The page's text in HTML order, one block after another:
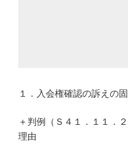
１．入会権確認の訴えの
＋判例（Ｓ４１．１１．２
理由